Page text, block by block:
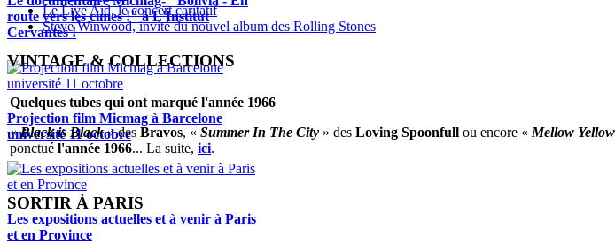
route vers les cimes !" à L'Institut
Cervantès !
Projection film Micmag à Barcelone
université 11 octobre
Les expositions actuelles et à venir à Paris
et en Province
Le Live Aid, le concert caritatif
Steve Winwood, invité du nouvel album des Rolling Stones
VINTAGE & COLLECTIONS
Quelques tubes qui ont marqué l'année 1966
«Black is Black» des Bravos, « Summer In The City » des Loving Spoonfull ou encore « Mellow Yellow
ponctué l'année 1966... La suite, ici.
SORTIR À PARIS